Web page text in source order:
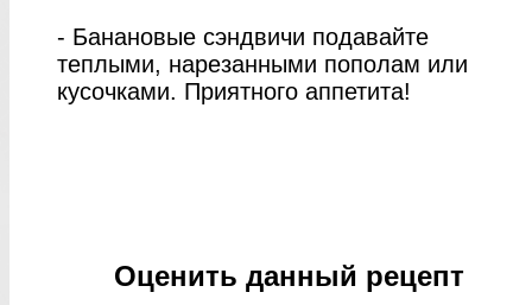
- Банановые сэндвичи подавайте
теплыми, нарезанными пополам или
кусочками. Приятного аппетита!
Оценить данный рецепт